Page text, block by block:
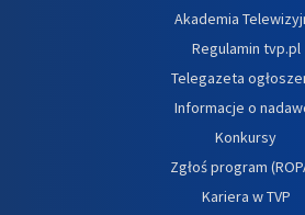
Akademia
Regulamin tvp.pl
Telegazeta
Informacje o
Konkursy
Zgłoś program
Kariera w TVP